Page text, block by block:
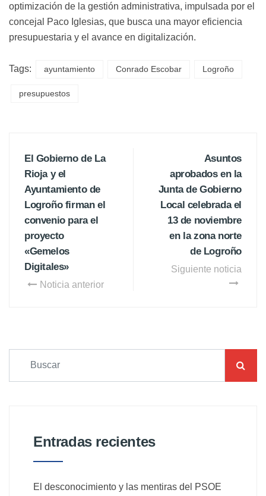
optimización de la gestión administrativa, impulsada por el
concejal Paco Iglesias, que busca una mayor eficiencia
presupuestaria y el avance en digitalización.
Tags: ayuntamiento Conrado Escobar Logroño
presupuestos
El Gobierno de La
Rioja y el
Ayuntamiento de
Logroño firman el
convenio para el
proyecto
«Gemelos
Digitales»
Noticia anterior
Asuntos
aprobados en la
Junta de Gobierno
Local celebrada el
13 de noviembre
en la zona norte
de Logroño
Siguiente noticia
Entradas recientes
El desconocimiento y las mentiras del PSOE